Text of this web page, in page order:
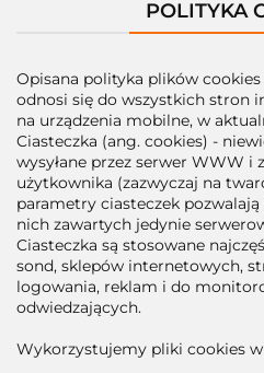
POLITYKA
Opisana polityka plików
odnosi się do wszystkich stron
na urządzenia mobilne, w
Ciasteczka (ang. cookies) -
wysyłane przez serwer WWW i
użytkownika (zazwyczaj na
parametry ciasteczek
nich zawartych jedynie
Ciasteczka są stosowane
sond, sklepów internetowych,
logowania, reklam i do
odwiedzających.
Wykorzystujemy pliki cookies